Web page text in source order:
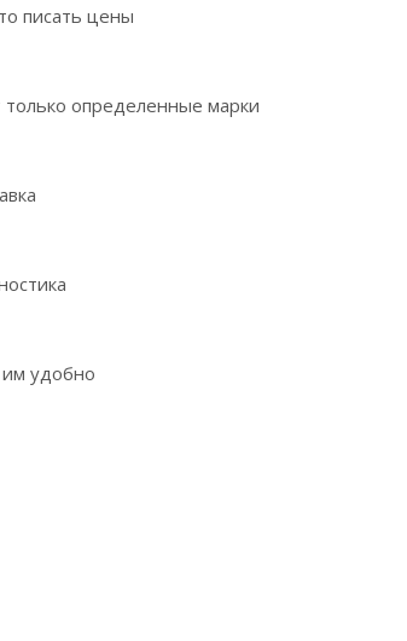
писать цены
определенные марки
удобно